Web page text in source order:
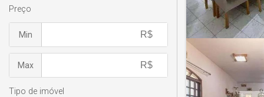
Preço
Min
Max
Tipo de imóvel